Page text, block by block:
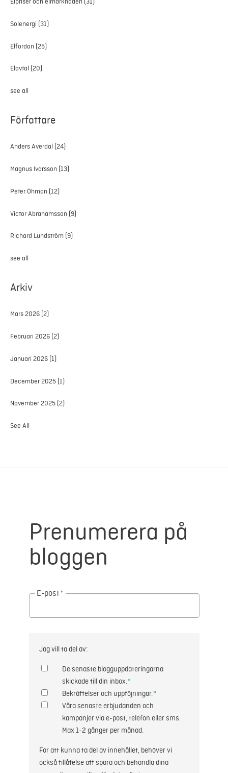
Solenergi (31)
Elfordon (25)
Elavtal (20)
see all
Författare
Anders Averdal (24)
Magnus Ivarsson (13)
Peter Öhman (12)
Victor Abrahamsson (9)
Richard Lundström (9)
see all
Arkiv
Mars 2026 (2)
Februari 2026 (2)
Januari 2026 (1)
December 2025 (1)
November 2025 (2)
See All
Prenumerera på
bloggen
E-post*
Jag vill ta del av:
De senaste blogguppdateringarna
skickade till din inbox.*
Bekräftelser och uppföjningar.*
Våra senaste erbjudanden och
kampanjer via e-post, telefon eller sms.
Max 1-2 gånger per månad.
För att kunna ta del av innehållet, behöver vi
också tillåtelse att spara och behandla dina